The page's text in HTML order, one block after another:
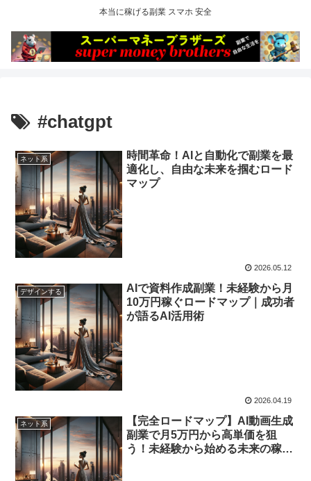
本当に稼げる副業 スマホ 安全
#chatgpt
ネット系
時間革命！AIと自動化で副業を最
適化し、自由な未来を掴むロード
マップ
2026.05.12
デザインする
AIで資料作成副業！未経験から月
10万円稼ぐロードマップ｜成功者
が語るAI活用術
2026.04.19
ネット系
【完全ロードマップ】AI動画生成
副業で月5万円から高単価を狙
う！未経験から始める未来の稼ぎ